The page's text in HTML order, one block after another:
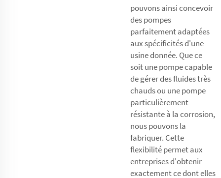
pouvons ainsi concevoir
des pompes
parfaitement adaptées
aux spécificités d'une
usine donnée. Que ce
soit une pompe capable
de gérer des fluides très
chauds ou une pompe
particulièrement
résistante à la corrosion,
nous pouvons la
fabriquer. Cette
flexibilité permet aux
entreprises d'obtenir
exactement ce dont elles